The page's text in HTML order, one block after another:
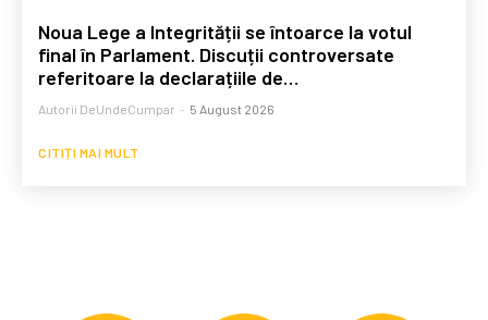
Noua Lege a Integrității se întoarce la votul
final în Parlament. Discuții controversate
referitoare la declarațiile de…
Autorii DeUndeCumpar - 5 August 2026
CITIȚI MAI MULT